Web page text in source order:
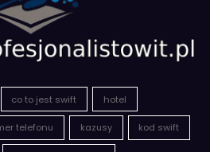
co to jest swift hotel
polskie prawo karne
prawo karne social media